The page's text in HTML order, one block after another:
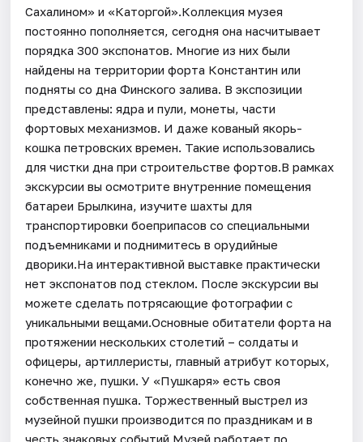
Сахалином» и «Каторгой».Коллекция музея
постоянно пополняется, сегодня она насчитывает
порядка 300 экспонатов. Многие из них были
найдены на территории форта Константин или
подняты со дна Финского залива. В экспозиции
представлены: ядра и пули, монеты, части
фортовых механизмов. И даже кованый якорь-
кошка петровских времен. Такие использовались
для чистки дна при строительстве фортов.В рамках
экскурсии вы осмотрите внутренние помещения
батареи Брылкина, изучите шахты для
транспортировки боеприпасов со специальными
подъемниками и поднимитесь в орудийные
дворики.На интерактивной выставке практически
нет экспонатов под стеклом. После экскурсии вы
можете сделать потрясающие фотографии с
уникальными вещами.Основные обитатели форта на
протяжении нескольких столетий – солдаты и
офицеры, артиллеристы, главный атрибут которых,
конечно же, пушки. У «Пушкаря» есть своя
собственная пушка. Торжественный выстрел из
музейной пушки производится по праздникам и в
честь знаковых событий.Музей работает по